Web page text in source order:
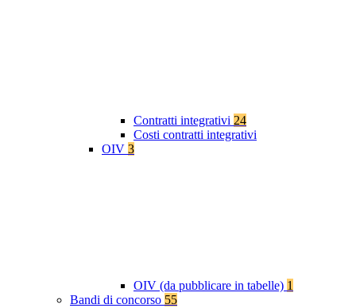
Contratti integrativi 24
Costi contratti integrativi
OIV 3
OIV (da pubblicare in tabelle) 1
Bandi di concorso 55